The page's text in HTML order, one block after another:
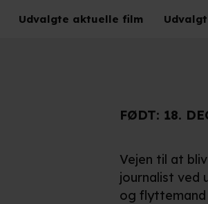
Udvalgte aktuelle film
FØDT: 18.
Vejen til at
journalist ved
og flyttemand